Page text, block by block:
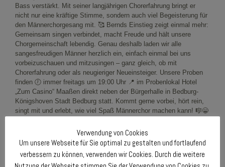
Verwendung von Cookies
Um unsere Webseite für Sie optimal zu gestalten und fortlaufend
verbessern zu können, verwenden wir Cookies. Durch die weitere